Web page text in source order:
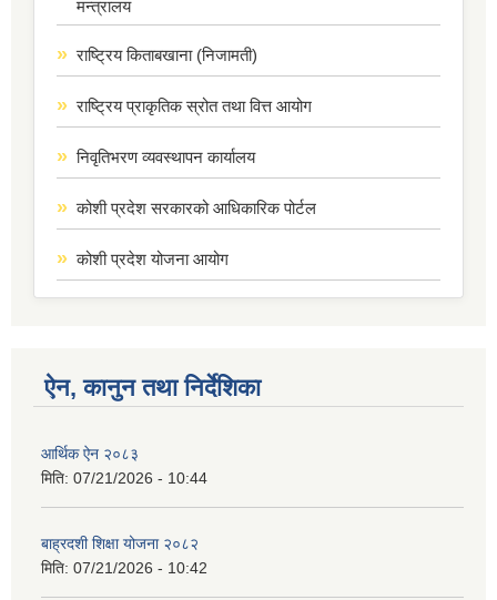
मन्त्रालय
राष्ट्रिय किताबखाना (निजामती)
राष्ट्रिय प्राकृतिक स्रोत तथा वित्त आयोग
निवृतिभरण व्यवस्थापन कार्यालय
कोशी प्रदेश सरकारको आधिकारिक पोर्टल
कोशी प्रदेश योजना आयोग
ऐन, कानुन तथा निर्देशिका
आर्थिक ऐन २०८३
मिति: 07/21/2026 - 10:44
बाह्रदशी शिक्षा योजना २०८२
मिति: 07/21/2026 - 10:42